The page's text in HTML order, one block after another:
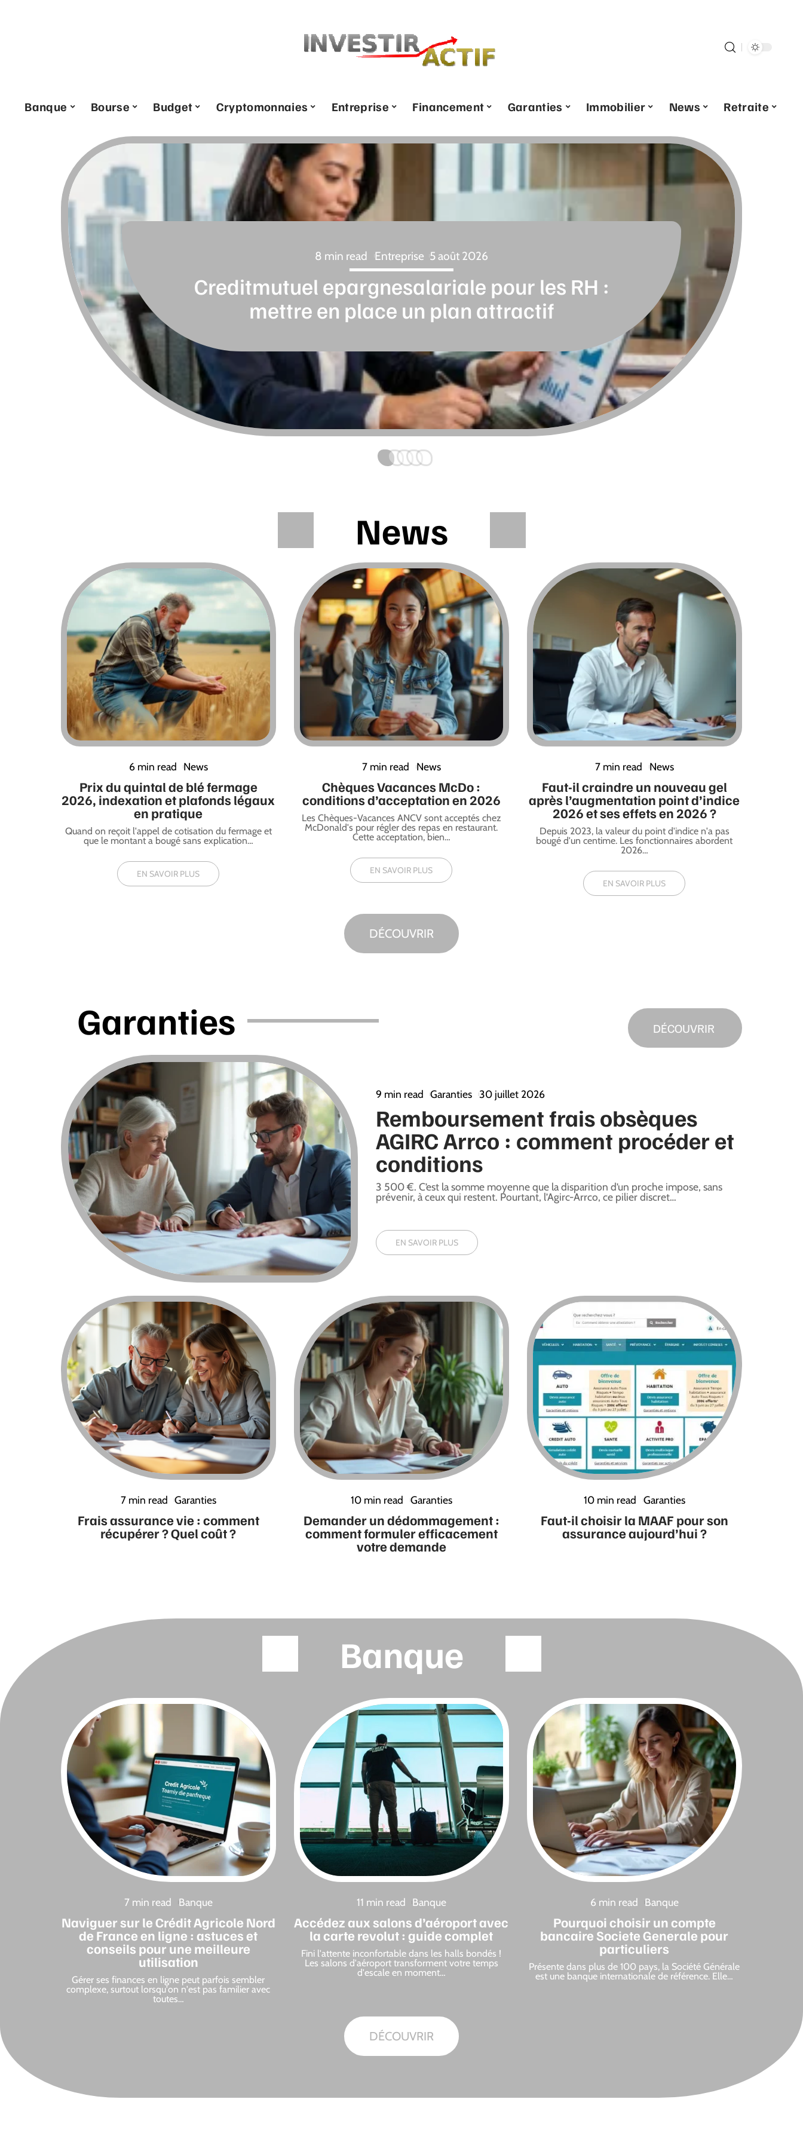
Banque Bourse Budget Cryptomonnaies Entreprise Financement Garanties Immobilier News Retraite
8 min read Entreprise 5 août 2026
Creditmutuel epargnesalariale pour les RH :
mettre en place un plan attractif
News
6 min read News
Prix du quintal de blé fermage
2026, indexation et plafonds légaux
en pratique
Quand on reçoit l'appel de cotisation du fermage et
que le montant a bougé sans explication…
EN SAVOIR PLUS
7 min read News
Chèques Vacances McDo :
conditions d’acceptation en 2026
Les Chèques-Vacances ANCV sont acceptés chez
McDonald's pour régler des repas en restaurant.
Cette acceptation, bien…
EN SAVOIR PLUS
7 min read News
Faut-il craindre un nouveau gel
après l’augmentation point d’indice
2026 et ses effets en 2026 ?
Depuis 2023, la valeur du point d'indice n'a pas
bougé d'un centime. Les fonctionnaires abordent
2026…
EN SAVOIR PLUS
DÉCOUVRIR
Garanties DÉCOUVRIR
9 min read Garanties 30 juillet 2026
Remboursement frais obsèques
AGIRC Arrco : comment procéder et
conditions
3 500 €. C’est la somme moyenne que la disparition d’un proche impose, sans
prévenir, à ceux qui restent. Pourtant, l’Agirc-Arrco, ce pilier discret…
EN SAVOIR PLUS
7 min read Garanties
Frais assurance vie : comment
récupérer ? Quel coût ?
10 min read Garanties
Demander un dédommagement :
comment formuler efficacement
votre demande
10 min read Garanties
Faut-il choisir la MAAF pour son
assurance aujourd’hui ?
Banque
7 min read Banque
Naviguer sur le Crédit Agricole Nord
de France en ligne : astuces et
conseils pour une meilleure
utilisation
Gérer ses finances en ligne peut parfois sembler
complexe, surtout lorsqu'on n'est pas familier avec
toutes…
11 min read Banque
Accédez aux salons d’aéroport avec
la carte revolut : guide complet
Fini l'attente inconfortable dans les halls bondés !
Les salons d'aéroport transforment votre temps
d'escale en moment…
6 min read Banque
Pourquoi choisir un compte
bancaire Societe Generale pour
particuliers
Présente dans plus de 100 pays, la Société Générale
est une banque internationale de référence. Elle…
DÉCOUVRIR